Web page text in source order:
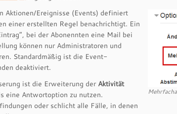
Aktionen/Ereignisse (Events) definiert
einer erstellten Regel benachrichtigt. Ein
bei der Abonennten eine Mail bei
können nur Administratoren und
Standardmäßig ist die Event-
deaktiviert.
ist die Erweiterung der Aktivität
eine Antwortoption zu nutzen.
oder schlicht alle Fälle, in denen